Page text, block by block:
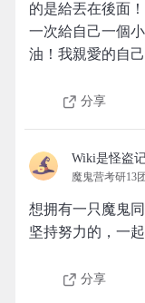
的是給丟在後面
一次給自己一個
油！我親愛的自己
分享
Wiki是怪盗
魔鬼营考研13团
想拥有一只魔鬼同
坚持努力的，一
分享